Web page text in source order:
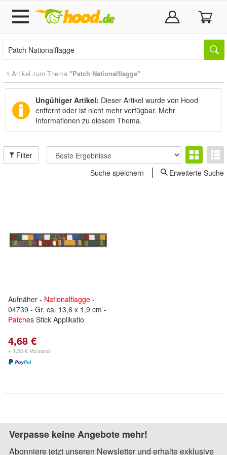
1 Artikel zum Thema "Patch Nationalflagge"
Ungültiger Artikel: Dieser Artikel wurde von Hood
entfernt oder ist nicht mehr verfügbar. Mehr
Informationen zu diesem Thema.
Filter
Suche speichern
Erweiterte Suche
Aufnäher - Nationalflagge -
04739 - Gr. ca. 13,6 x 1,9 cm -
Patches Stick Applikatio
4,68 €
+ 1,95 € Versand
Verpasse keine Angebote mehr!
Abonniere jetzt unseren Newsletter und erhalte exklusive